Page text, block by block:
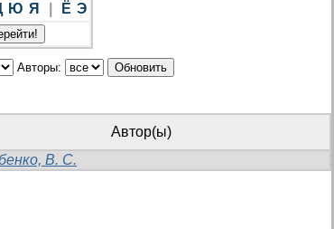
Ю Я Ё Э
Авторы:
Автор(ы)
В. С.